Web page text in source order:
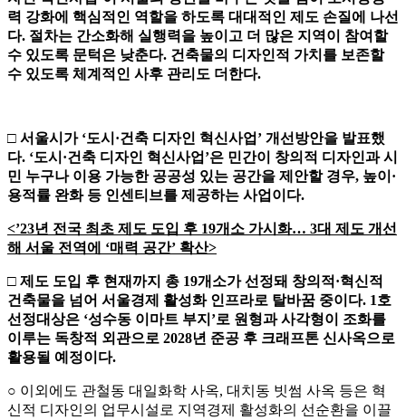
력 강화에 핵심적인 역할을 하도록 대대적인 제도 손질에 나선
다. 절차는 간소화해 실행력을 높이고 더 많은 지역이 참여할
수 있도록 문턱은 낮춘다. 건축물의 디자인적 가치를 보존할
수 있도록 체계적인 사후 관리도 더한다.
□ 서울시가 ‘도시 ·건축 디자인 혁신사업 ’ 개선방안을 발표했
다. ‘도시 ·건축 디자인 혁신사업 ’은 민간이 창의적 디자인과 시
민 누구나 이용 가능한 공공성 있는 공간을 제안할 경우, 높이 ·
용적률 완화 등 인센티브를 제공하는 사업이다.
<’23년 전국 최초 제도 도입 후 19개소 가시화… 3대 제도 개선
해 서울 전역에 ‘매력 공간’ 확산>
□ 제도 도입 후 현재까지 총 19개소가 선정돼 창의적 ·혁신적
건축물을 넘어 서울경제 활성화 인프라로 탈바꿈 중이다. 1호
선정대상은 ‘성수동 이마트 부지 ’로 원형과 사각형이 조화를
이루는 독창적 외관으로 2028년 준공 후 크래프톤 신사옥으로
활용될 예정이다.
○ 이외에도 관철동 대일화학 사옥, 대치동 빗썸 사옥 등은 혁
신적 디자인의 업무시설로 지역경제 활성화의 선순환을 이끌